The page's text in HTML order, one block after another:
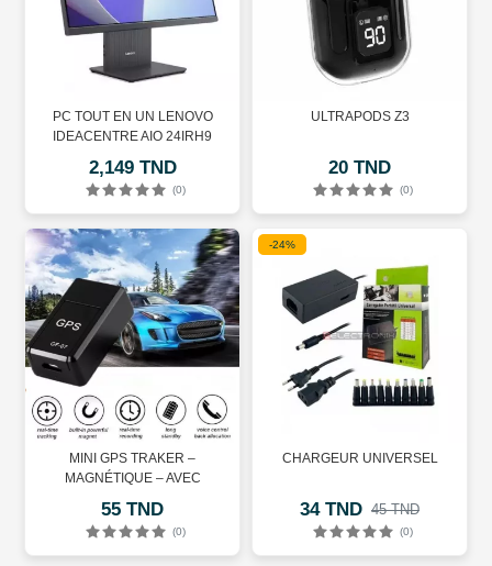
PC TOUT EN UN LENOVO
IDEACENTRE AIO 24IRH9
2,149 TND
(0)
ULTRAPODS Z3
20 TND
(0)
MINI GPS TRAKER –
MAGNÉTIQUE – AVEC
55 TND
(0)
-24%
CHARGEUR UNIVERSEL
34 TND 45 TND
(0)